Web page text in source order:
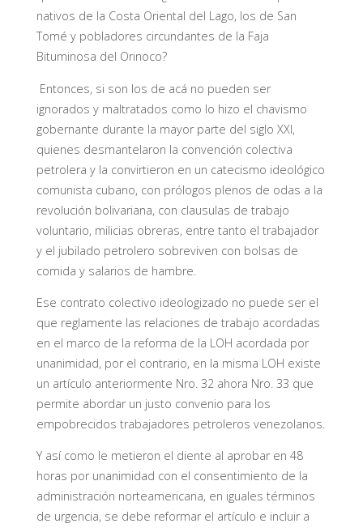
nativos de la Costa Oriental del Lago, los de San
Tomé y pobladores circundantes de la Faja
Bituminosa del Orinoco?
Entonces, si son los de acá no pueden ser
ignorados y maltratados como lo hizo el chavismo
gobernante durante la mayor parte del siglo XXI,
quienes desmantelaron la convención colectiva
petrolera y la convirtieron en un catecismo ideológico
comunista cubano, con prólogos plenos de odas a la
revolución bolivariana, con clausulas de trabajo
voluntario, milicias obreras, entre tanto el trabajador
y el jubilado petrolero sobreviven con bolsas de
comida y salarios de hambre.
Ese contrato colectivo ideologizado no puede ser el
que reglamente las relaciones de trabajo acordadas
en el marco de la reforma de la LOH acordada por
unanimidad, por el contrario, en la misma LOH existe
un artículo anteriormente Nro. 32 ahora Nro. 33 que
permite abordar un justo convenio para los
empobrecidos trabajadores petroleros venezolanos.
Y así como le metieron el diente al aprobar en 48
horas por unanimidad con el consentimiento de la
administración norteamericana, en iguales términos
de urgencia, se debe reformar el artículo e incluir a